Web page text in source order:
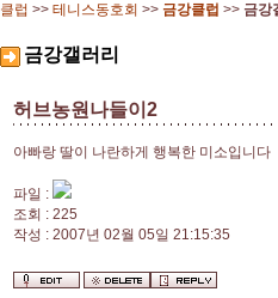
클럽 >> 테니스동호회 >> 금강클럽 >> 금강
금강갤러리
허브농원나들이2
아빠랑 딸이 나란하게 행복한 미소입니다
파일 :
조회 : 225
작성 : 2007년 02월 05일 21:15:35